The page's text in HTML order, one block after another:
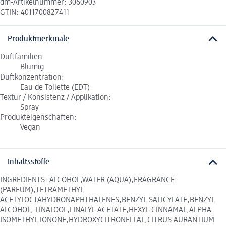
dm-Artikelnummer: 3060903
GTIN: 4011700827411
Produktmerkmale
Duftfamilien:
Blumig
Duftkonzentration:
Eau de Toilette (EDT)
Textur / Konsistenz / Applikation:
Spray
Produkteigenschaften:
Vegan
Inhaltsstoffe
INGREDIENTS: ALCOHOL,WATER (AQUA),FRAGRANCE
(PARFUM),TETRAMETHYL
ACETYLOCTAHYDRONAPHTHALENES,BENZYL SALICYLATE,BENZYL
ALCOHOL, LINALOOL,LINALYL ACETATE,HEXYL CINNAMAL,ALPHA-
ISOMETHYL IONONE,HYDROXYCITRONELLAL,CITRUS AURANTIUM